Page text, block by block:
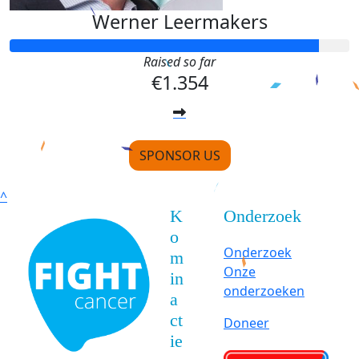
Werner Leermakers
Raised so far
€1.354
SPONSOR US
^
K
o
m
in
a
ct
ie
Onderzoek
Onderzoek
Onze
onderzoeken
Doneer